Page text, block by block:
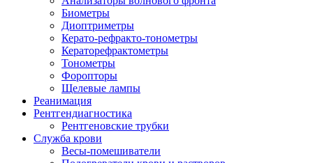
Биометры
Диоптриметры
Керато-рефракто-тонометры
Кераторефрактометры
Тонометры
Форопторы
Щелевые лампы
Реанимация
Рентгендиагностика
Рентгеновские трубки
Служба крови
Весы-помешиватели